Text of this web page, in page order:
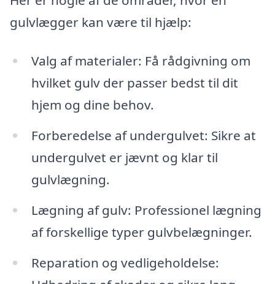
gulvlægger kan være til hjælp:
Valg af materialer: Få rådgivning om
hvilket gulv der passer bedst til dit
hjem og dine behov.
Forberedelse af undergulvet: Sikre at
undergulvet er jævnt og klar til
gulvlægning.
Lægning af gulv: Professionel lægning
af forskellige typer gulvbelægninger.
Reparation og vedligeholdelse: